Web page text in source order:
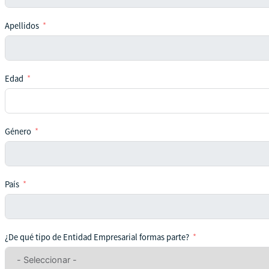
Apellidos
Edad
Género
País
¿De qué tipo de Entidad Empresarial formas parte?